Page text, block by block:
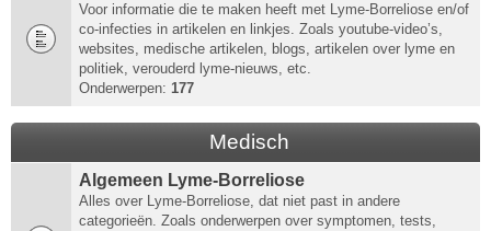
Voor informatie die te maken heeft met Lyme-Borreliose en/of
co-infecties in artikelen en linkjes. Zoals youtube-video’s,
websites, medische artikelen, blogs, artikelen over lyme en
politiek, verouderd lyme-nieuws, etc.
Onderwerpen: 177
Medisch
Algemeen Lyme-Borreliose
Alles over Lyme-Borreliose, dat niet past in andere
categorieën. Zoals onderwerpen over symptomen, tests,